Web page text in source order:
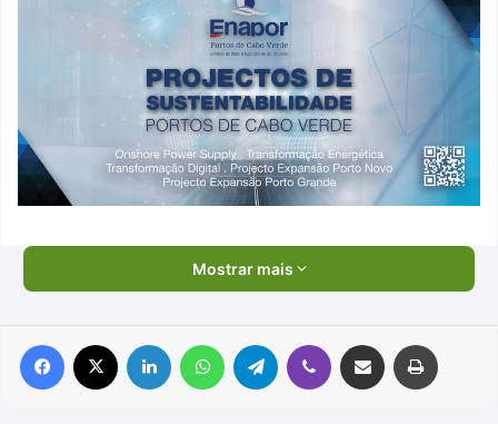
Mostrar mais
Facebook Linkedin WhatsAppTelegram Viber Compartilhar via e-mail